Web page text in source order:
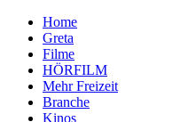
Home
Greta
Filme
HÖRFILM
Mehr Freizeit
Branche
Kinos